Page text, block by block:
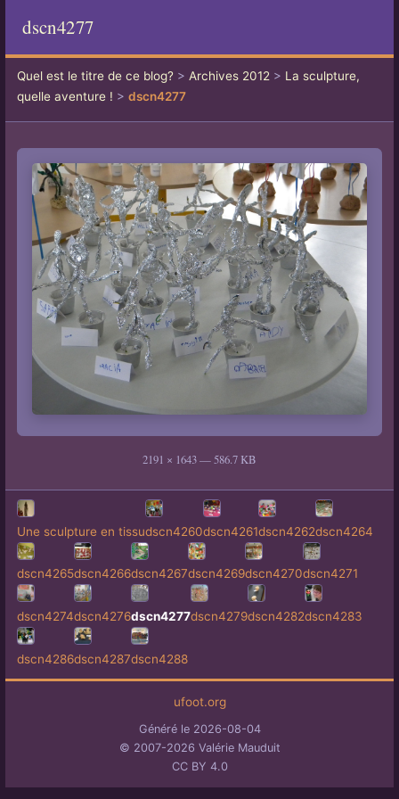
dscn4277
Quel est le titre de ce blog?> Archives 2012 > La sculpture,
quelle aventure ! > dscn4277
2191 × 1643 — 586.7 KB
Une sculpture en tissudscn4260dscn4261dscn4262dscn4264
dscn4265dscn4266dscn4267dscn4269dscn4270dscn4271
dscn4274dscn4276dscn4277dscn4279dscn4282dscn4283
dscn4286dscn4287dscn4288
ufoot.org
Généré le 2026-08-04
© 2007-2026 Valérie Mauduit
CC BY 4.0